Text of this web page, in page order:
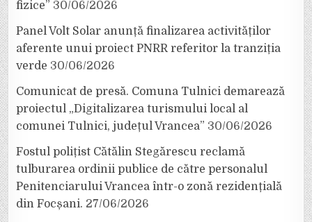
fizice” 30/06/2026
Panel Volt Solar anunță finalizarea activităților
aferente unui proiect PNRR referitor la tranziția
verde 30/06/2026
Comunicat de presă. Comuna Tulnici demarează
proiectul „Digitalizarea turismului local al
comunei Tulnici, județul Vrancea” 30/06/2026
Fostul polițist Cătălin Stegărescu reclamă
tulburarea ordinii publice de către personalul
Penitenciarului Vrancea într-o zonă rezidențială
din Focșani. 27/06/2026